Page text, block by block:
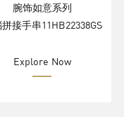
腕饰如意系列
接手串11HB22338GS
Explore Now